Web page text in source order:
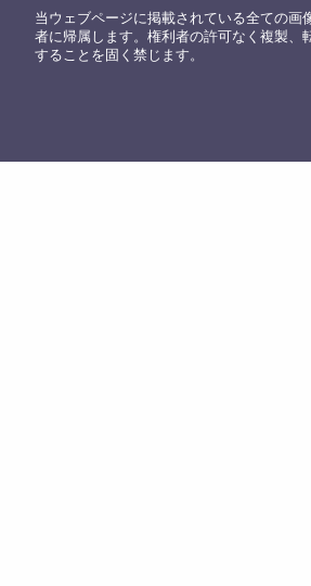
当ウェブページに掲載されている全ての画
者に帰属します。権利者の許可なく複製、
することを固く禁じます。